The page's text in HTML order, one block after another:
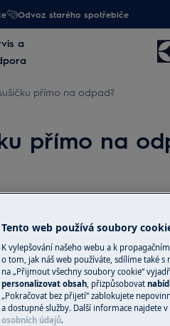
Odvoz starého spotřebiče
a
přímo na odpad?
přímo na
do odpadu?
koupit?
ze sušičky?
Tento web používá soubory
K vylepšování našeho webu a k
o tom, jak náš web používáte, sdílíme také
na „Přijmout všechny soubory cookie“
personalizovat obsah , přizpůsobovat
„Pokračovat bez přijetí“ zablokujete
a dostupné služby. Další informace najdete v
osobních údajů.